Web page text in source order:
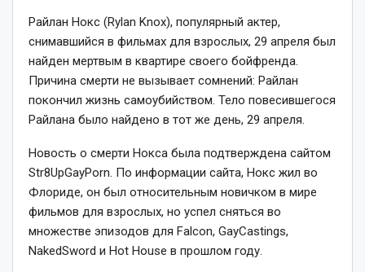
Райлан Нокс (Rylan Knox), популярный актер,
снимавшийся в фильмах для взрослых, 29 апреля был
найден мертвым в квартире своего бойфренда.
Причина смерти не вызывает сомнений: Райлан
покончил жизнь самоубийством. Тело повесившегося
Райлана было найдено в тот же день, 29 апреля.
Новость о смерти Нокса была подтверждена сайтом
Str8UpGayPorn. По информации сайта, Нокс жил во
Флориде, он был относительным новичком в мире
фильмов для взрослых, но успел сняться во
множестве эпизодов для Falcon, GayCastings,
NakedSword и Hot House в прошлом году.